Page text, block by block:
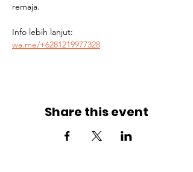
remaja.
Info lebih lanjut:
wa.me/+6281219977328
Share this event